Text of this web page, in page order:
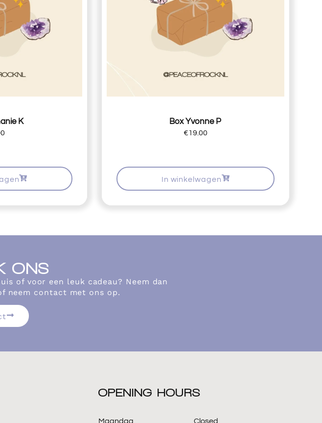
K Box Yvonne P
€19.00
In winkelwagen
ONS
of voor een leuk cadeau? Neem dan
neem contact met ons op.
OPENING HOURS
Maandag Closed